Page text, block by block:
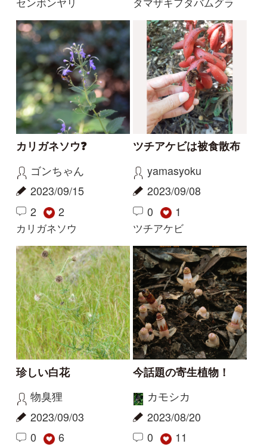
サクラソウの仲間？
Gaku
2026/05/29
1
その他（植物）
花の名前を教えてくだ
yoshim
2026/05/01
2
ナルトサワギク
解決
この花の写真を教えて
ください
レザン
2026/04/19
2
1
タチガシワ
解決
花の名前を教えてくだ
yoshim
2025/07/11
1
キツリフネ
解決
植物の名前が分かる方
教えてください。
じゃがぽてこ
解決
何のイチゴでしょう
buntama